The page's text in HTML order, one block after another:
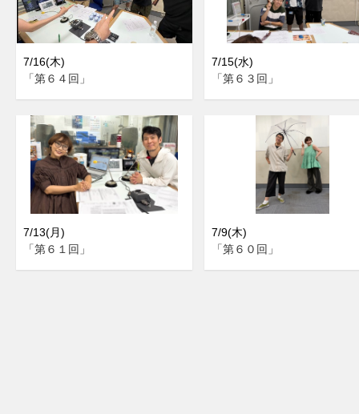
7/16(木)
「第６４回」
7/15(水)
「第６３回」
7/13(月)
「第６１回」
7/9(木)
「第６０回」